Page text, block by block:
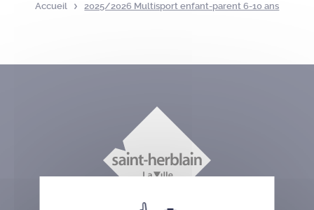
Accueil 2025/2026 Multisport enfant-parent 6-10 ans